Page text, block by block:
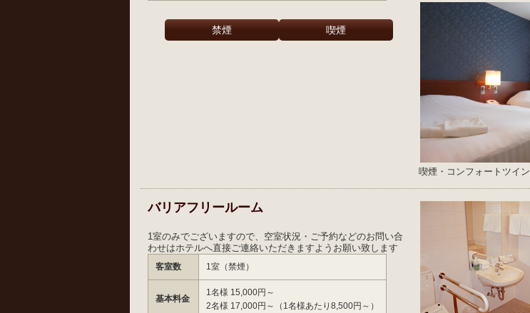
喫煙・コンフォートツイン
禁煙 喫煙
バリアフリールーム
1室のみでございますので、空室状況・ご予約などのお問い合
わせはホテルへ直接ご連絡いただきますようお願い致します
客室数 1室（禁煙）
基本料金
1名様 15,000円～
2名様 17,000円～（1名様あたり8,500円～）